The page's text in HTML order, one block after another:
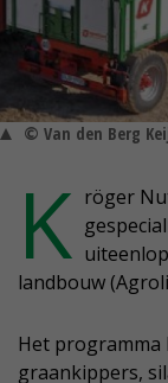
© Van den Berg
K röger
landbouw
Het programma
graankippers,